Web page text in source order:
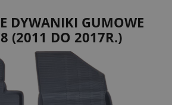
DYWANIKI GUMOWE
(2011 DO 2017R.)